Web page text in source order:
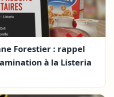
Forestier : rappel
à la Listeria